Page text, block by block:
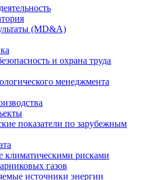
(MD&A)
и охрана труда
менеджмента
показатели по зарубежным
климатическими рисками
газов
источники энергии